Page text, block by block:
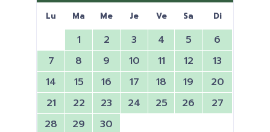
Lu Ma Me Je Ve Sa Di
1 2 3 4 5
6
7
8 9 10 11 12
13
14
15 16 17 18 19
20
21
22 23 24 25 26
27
28
29 30